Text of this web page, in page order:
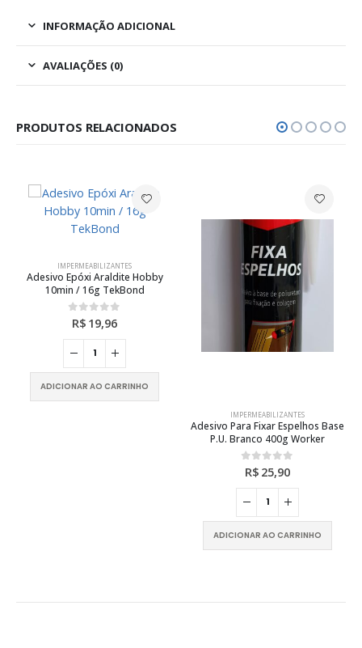
INFORMAÇÃO ADICIONAL
AVALIAÇÕES (0)
PRODUTOS RELACIONADOS
IMPERMEABILIZANTES
Adesivo Epóxi Araldite Hobby
10min / 16g TekBond
0out of 5
R$ 19,96
ADICIONAR AO CARRINHO
IMPERMEABILIZANTES
Adesivo Para Fixar Espelhos Base
P.U. Branco 400g Worker
0out of 5
R$ 25,90
ADICIONAR AO CARRINHO